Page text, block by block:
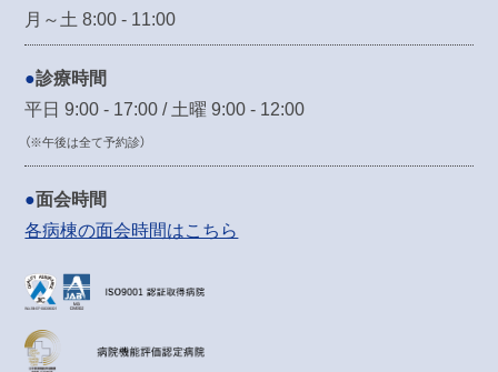
月～土 8:00 - 11:00
診療時間
平日 9:00 - 17:00 / 土曜 9:00 - 12:00
（※午後は全て予約診）
面会時間
各病棟の面会時間はこちら